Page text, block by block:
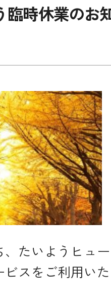
時休業のお
たいようヒュ
スをご利用い